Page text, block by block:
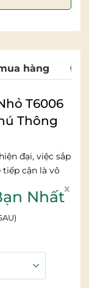
hàng
T6006
Thông
đại, việc sắp
cận là vô
bạn ghi chú,
thẩm mỹ
bật với thiết
x
Nhất